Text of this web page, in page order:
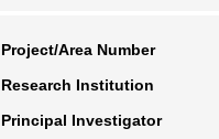
Project/Area Number
Research Institution
Principal Investigator